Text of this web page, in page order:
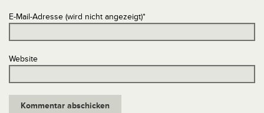
E-Mail-Adresse (wird nicht angezeigt)*
Website